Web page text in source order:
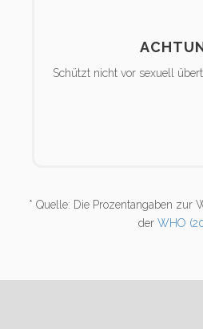
Schützt nicht vor sexuell
* Quelle: Die Prozentangaben zur
der WHO